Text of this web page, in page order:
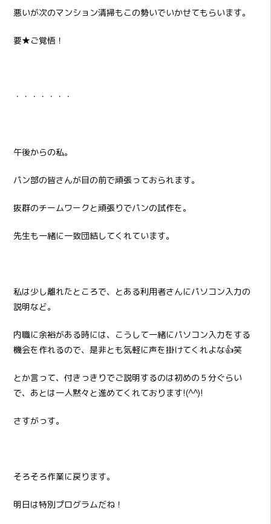
悪いが次のマンション清掃もこの勢いでいかせてもらいます。
要★ご覚悟！
・・・・・・・
午後からの私。
パン部の皆さんが目の前で頑張っておられます。
抜群のチームワークと頑張りでパンの試作を。
先生も一緒に一致団結してくれています。
私は少し離れたところで、とある利用者さんにパソコン入力の
説明など。
内職に余裕がある時には、こうして一緒にパソコン入力をする
機会を作れるので、是非とも気軽に声を掛けてくれよな👍笑
とか言って、付きっきりでご説明するのは初めの５分ぐらい
で、あとは一人黙々と進めてくれております!(^^)!
さすがっす。
そろそろ作業に戻ります。
明日は特別プログラムだね！